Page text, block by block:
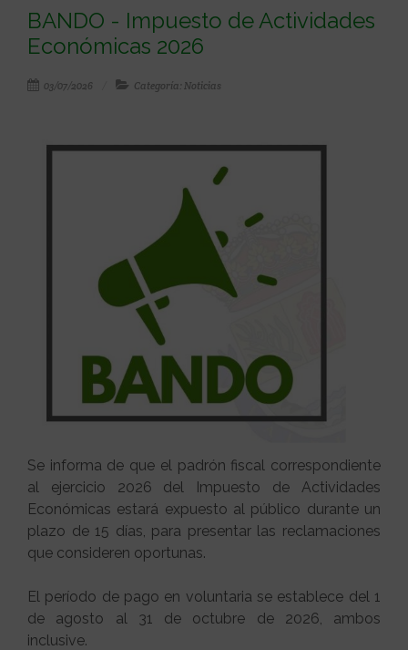
BANDO - Impuesto de Actividades
Económicas 2026
03/07/2026 Categoría: Noticias
Se informa de que el padrón fiscal correspondiente
al ejercicio 2026 del Impuesto de Actividades
Económicas estará expuesto al público durante un
plazo de 15 días, para presentar las reclamaciones
que consideren oportunas.
El período de pago en voluntaria se establece del 1
de agosto al 31 de octubre de 2026, ambos
inclusive.